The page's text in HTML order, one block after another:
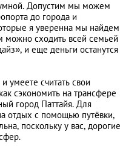
Допустим мы можем
до города и
я уверенна мы найдем
можно сходить всей семьей
и еще деньги останутся
умеете считать свои
сэкономить на трансфере
город Паттайя. Для
отдых с помощью путёвки,
поскольку у вас, дорогие